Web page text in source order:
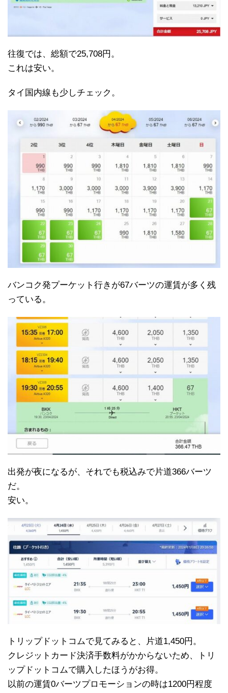
往復では、総額で25,708円。
これは安い。
タイ国内線も少しチェック。
バンコク発プーケット行きが67バーツの運賃が多く残
っている。
出発が夜になるが、それでも税込みで片道366バーツ
だ。
安い。
トリップドットコムで見てみると、片道1,450円。
クレジットカード決済手数料がかからないため、トリ
ップドットコムで購入したほうがお得。
以前の運賃0バーツプロモーションの時は1200円程度